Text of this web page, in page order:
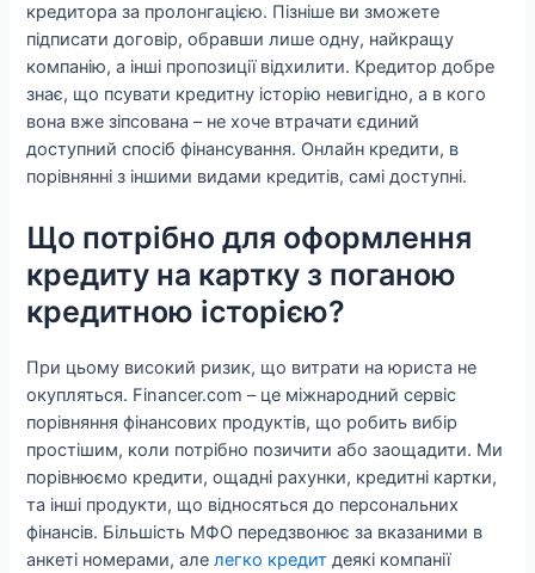
кредитора за пролонгацією. Пізніше ви зможете
підписати договір, обравши лише одну, найкращу
компанію, а інші пропозиції відхилити. Кредитор добре
знає, що псувати кредитну історію невигідно, а в кого
вона вже зіпсована – не хоче втрачати єдиний
доступний спосіб фінансування. Онлайн кредити, в
порівнянні з іншими видами кредитів, самі доступні.
Що потрібно для оформлення
кредиту на картку з поганою
кредитною історією?
При цьому високий ризик, що витрати на юриста не
окупляться. Financer.com – це міжнародний сервіс
порівняння фінансових продуктів, що робить вибір
простішим, коли потрібно позичити або заощадити. Ми
порівнюємо кредити, ощадні рахунки, кредитні картки,
та інші продукти, що відносяться до персональних
фінансів. Більшість МФО передзвонює за вказаними в
анкеті номерами, алелегко кредит деякі компанії